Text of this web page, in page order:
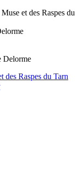
et des Raspes du
Delorme